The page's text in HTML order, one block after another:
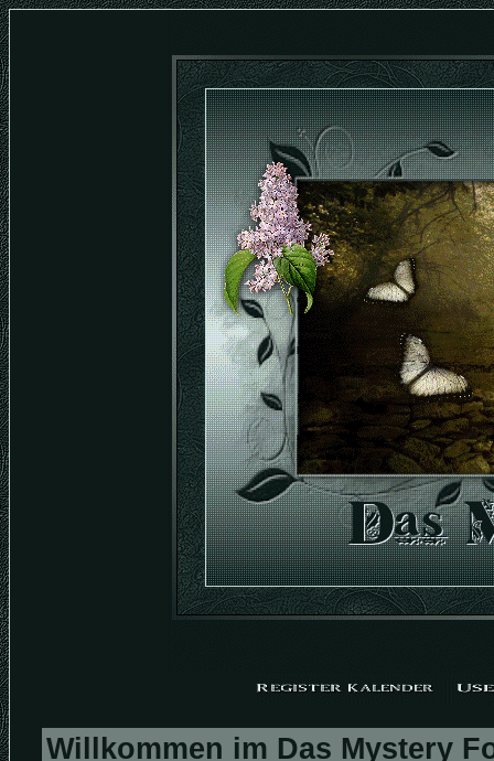
Willkommen im Das Mystery